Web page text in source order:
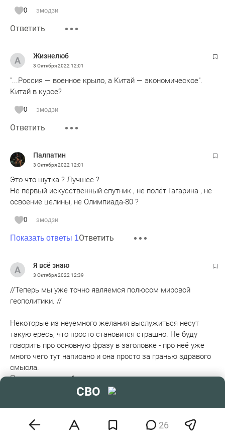
0 эмодзи
Ответить
Жизнелюб
3 Октября 2022 12:01
"...Россия — военное крыло, а Китай — экономическое".
Китай в курсе?
0 эмодзи
Ответить
Палпатин
3 Октября 2022 12:01
Это что шутка ? Лучшее ?
Не первый искусственный спутник , не полёт Гагарина , не
освоение целины, не Олимпиада-80 ?
0 эмодзи
Показать ответы 1Ответить
Я всё знаю
3 Октября 2022 12:39
//Теперь мы уже точно являемся полюсом мировой
геополитики. //
Некоторые из неуемного желания выслужиться несут
такую ересь, что просто становится страшно. Не буду
говорить про основную фразу в заголовке - про неё уже
много чего тут написано и она просто за гранью здравого
смысла.
Полюсом мировой геополитики можно стать разными
способами - угрожать миру ядерной катастрофой,
стать полюсом мировой геополитики
Ответить 26
СВО